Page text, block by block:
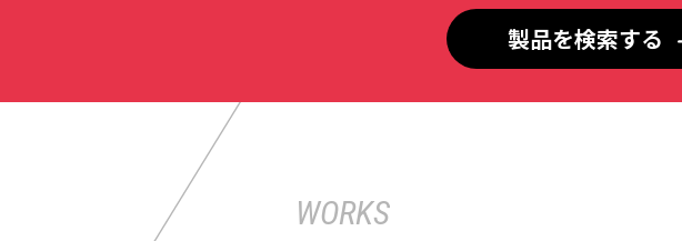
製品を検索する
WORKS